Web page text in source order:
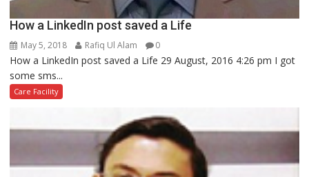
How a LinkedIn post saved a Life
May 5, 2018 Rafiq Ul Alam 0
How a LinkedIn post saved a Life 29 August, 2016 4:26 pm I got
some sms...
Care Facility